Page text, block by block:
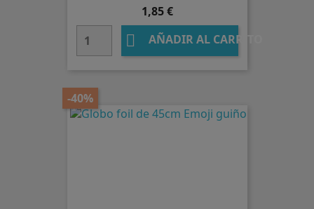
Precio
1,85 €
 AÑADIR AL CARRITO
-40%